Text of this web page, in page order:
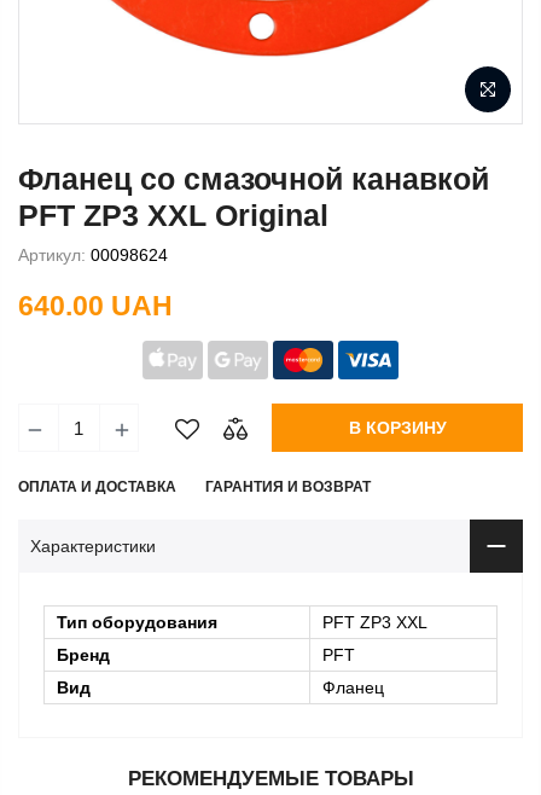
Фланец со смазочной канавкой
PFT ZP3 XXL Original
Артикул: 00098624
640.00 UAH
В КОРЗИНУ
ОПЛАТА И ДОСТАВКА ГАРАНТИЯ И ВОЗВРАТ
Характеристики
Тип оборудования
PFT ZP3 ХХL
Бренд
PFT
Вид
Фланец
РЕКОМЕНДУЕМЫЕ ТОВАРЫ